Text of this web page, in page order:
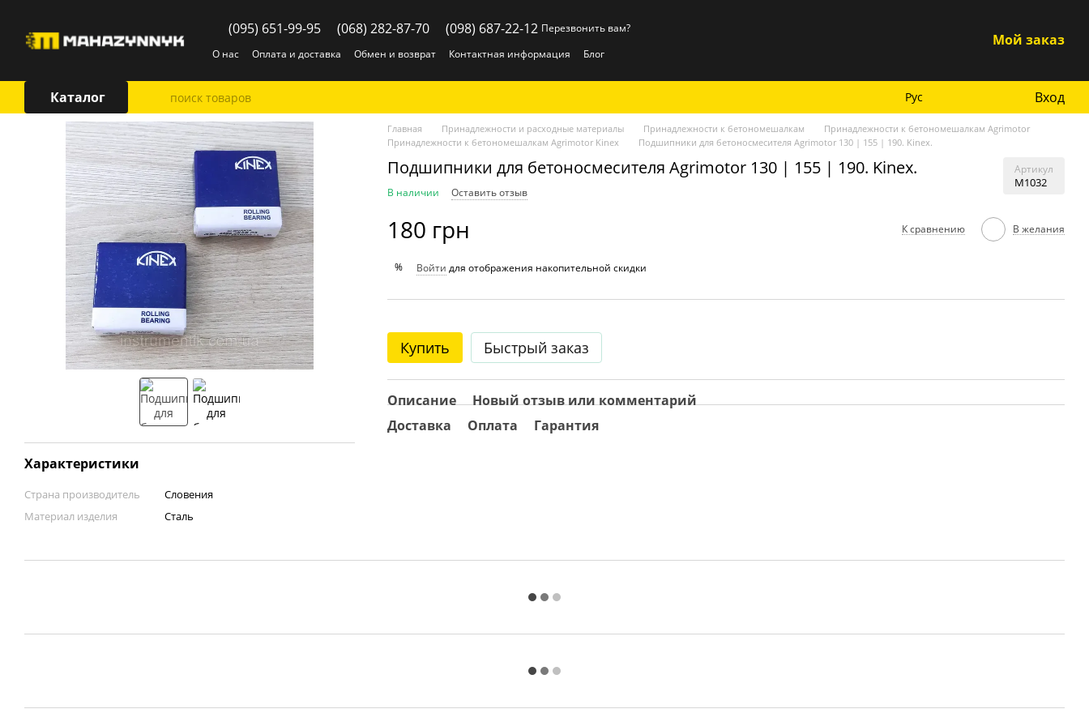
(095) 651-99-95 (068) 282-87-70 (098) 687-22-12 Перезвонить вам?
О нас
Оплата и доставка Обмен и возврат Контактная информация Блог
Мой заказ
Каталог Рус Вход
Характеристики
Страна производитель
Словения
Материал изделия
Сталь
Главная Принадлежности и расходные материалы Принадлежности к бетономешалкам
Принадлежности к бетономешалкам Agrimotor
Принадлежности к бетономешалкам Agrimotor Kinex
Подшипники для бетоносмесителя Agrimotor 130 | 155 | 190. Kinex.
Подшипники для бетоносмесителя Agrimotor 130 | 155 | 190. Kinex. Артикул
М1032
В наличии Оставить отзыв
180 грн К сравнению В желания
% Войти для отображения накопительной скидки
Купить Быстрый заказ
Описание
Новый отзыв или комментарий
Доставка
Оплата Гарантия